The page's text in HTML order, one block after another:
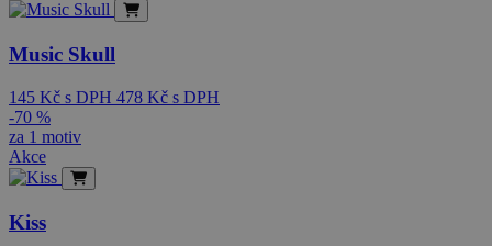
Music Skull
145 Kč s DPH 478 Kč s DPH
-70 %
za 1 motiv
Akce
Kiss